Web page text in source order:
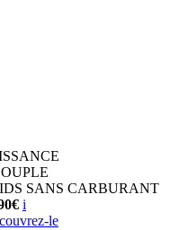
SANS CARBURANT
i
le